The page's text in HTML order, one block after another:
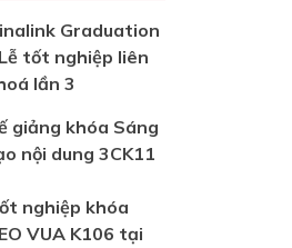
Graduation
tốt nghiệp liên
lần 3
giảng khóa Sáng
nội dung 3CK11
nghiệp khóa
VUA K106 tại